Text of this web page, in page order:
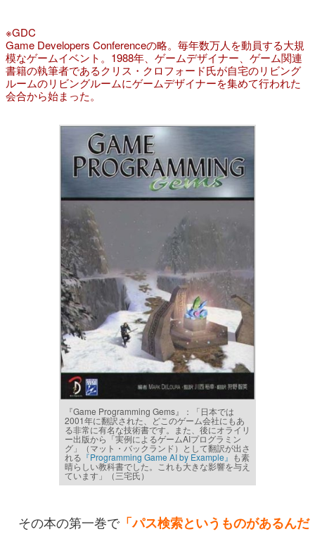
※GDC
Game Developers Conferenceの略。毎年数万人を動員する大規
模なゲームイベント。1988年、ゲームデザイナー、ゲーム関連
書籍の執筆者であるクリス・クロフォード氏が自宅のリビング
ルームのリビングルームにゲームデザイナーを集めて行われた
会合から始まった。
『Game Programming Gems』：「日本では
2001年に翻訳された、どこのゲーム会社にもあ
る非常に有名な技術書です。また、後にオライリ
ー出版から「実例によるゲームAIプログラミン
グ」（マット・バックランド）として翻訳が出さ
れる 『Programming Game AI by Example』 も素
晴らしい教科書でした。これも大きな影響を与え
ています」（三宅氏）
その本の第一巻で「パス検索というものがあるんだ